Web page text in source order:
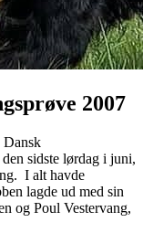
2007
Dansk
sidste lørdag i juni,
I alt havde
lagde ud med sin
og Poul Vestervang,